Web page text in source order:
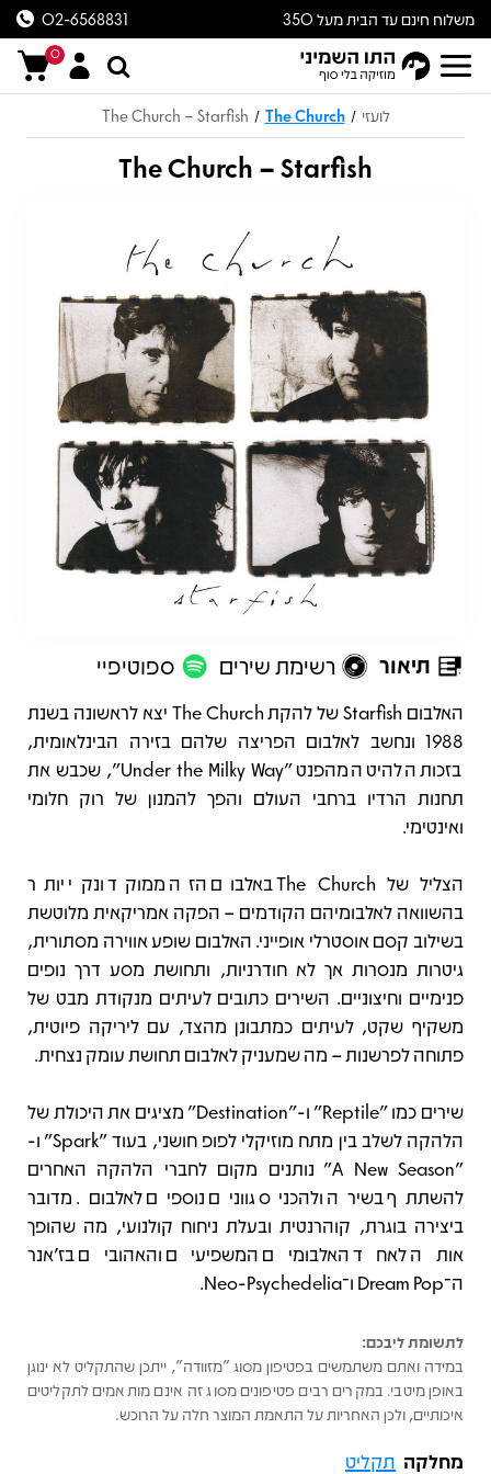
משלוח חינם עד הבית מעל 350
ש״ח
02-6568831
0
לועזי /
The Church
/
The Church – Starfish
The Church – Starfish
תיאור רשימת שירים ספוטיפיי
תיאור
האלבום Starfish של להקת The Church יצא לראשונה בשנת
1988 ונחשב לאלבום הפריצה שלהם בזירה הבינלאומית,
בזכות הלהיט המהפנט "Under the Milky Way", שכבש את
תחנות הרדיו ברחבי העולם והפך להמנון של רוק חלומי
ואינטימי.
הצליל של The Church באלבום הזה ממוקד ונקי יותר
בהשוואה לאלבומיהם הקודמים – הפקה אמריקאית מלוטשת
בשילוב קסם אוסטרלי אופייני. האלבום שופע אווירה מסתורית,
גיטרות מנסרות אך לא חודרניות, ותחושת מסע דרך נופים
פנימיים וחיצוניים. השירים כתובים לעיתים מנקודת מבט של
משקיף שקט, לעיתים כמתבונן מהצד, עם ליריקה פיוטית,
פתוחה לפרשנות – מה שמעניק לאלבום תחושת עומק נצחית.
שירים כמו "Reptile" ו-"Destination" מציגים את היכולת של
הלהקה לשלב בין מתח מוזיקלי לפופ חושני, בעוד "Spark" ו-
"A New Season" נותנים מקום לחברי הלהקה האחרים
להשתתף בשירה ולהכניס גוונים נוספים לאלבום. מדובר
ביצירה בוגרת, קוהרנטית ובעלת ניחוח קולנועי, מה שהופך
אותה לאחד האלבומים המשפיעים והאהובים בז’אנר
ה־Dream Pop ו־Neo-Psychedelia.
לתשומת ליבכם:
במידה ואתם משתמשים בפטיפון מסוג "מזוודה", ייתכן שהתקליט לא ינוגן
באופן מיטבי. במקרים רבים פטיפונים מסוג זה אינם מותאמים לתקליטים
איכותיים, ולכן האחריות על התאמת המוצר חלה על הרוכש.
מחלקה תקליט